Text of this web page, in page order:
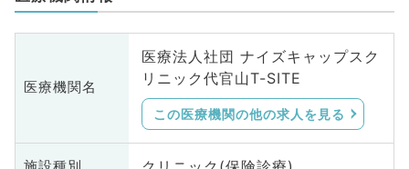
医療機関名
医療法人社団 ナイズキャップスク
リニック代官山T-SITE
この医療機関の他の求人を見る